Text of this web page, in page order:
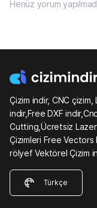
Henüz yorum
Çizim indir, CNC
indir,Free DXF
Cutting,Ücretsiz
Çizimleri Free
rölyef Vektörel Çizim
Türkçe